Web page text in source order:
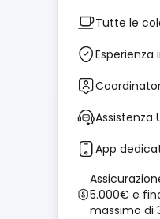
Tutte le
Esperienza
Assistenza
App
5.000€ e
massimo di